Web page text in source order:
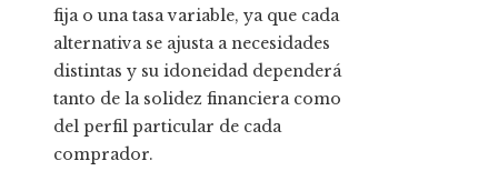
fija o una tasa variable, ya que cada
alternativa se ajusta a necesidades
distintas y su idoneidad dependerá
tanto de la solidez financiera como
del perfil particular de cada
comprador.